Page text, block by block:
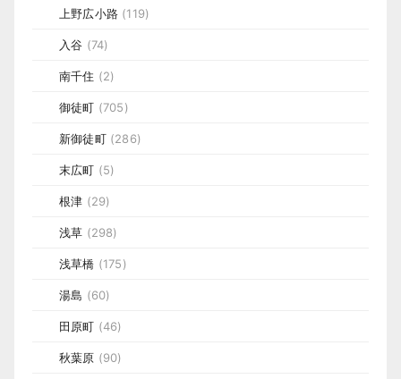
上野広小路 (119)
入谷 (74)
南千住 (2)
御徒町 (705)
新御徒町(286)
末広町 (5)
根津 (29)
浅草 (298)
浅草橋 (175)
湯島 (60)
田原町 (46)
秋葉原 (90)